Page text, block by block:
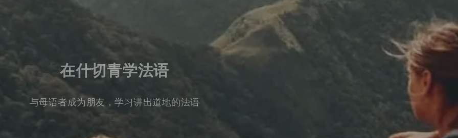
在什切青学法语
与母语者成为朋友，学习讲出道地的法语